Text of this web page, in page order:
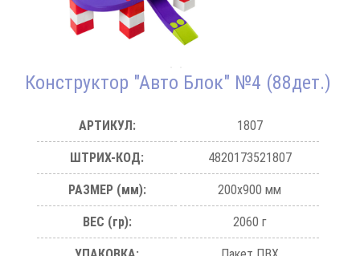
Конструктор "Авто Блок" №4 (88дет.)
АРТИКУЛ: 1807
ШТРИХ-КОД: 4820173521807
РАЗМЕР (мм): 200х900 мм
ВЕС (гр): 2060 г